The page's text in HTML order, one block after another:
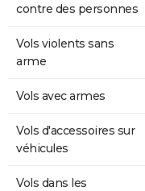
contre des personnes
Vols violents sans
arme
Vols avec armes
Vols d'accessoires sur
véhicules
Vols dans les